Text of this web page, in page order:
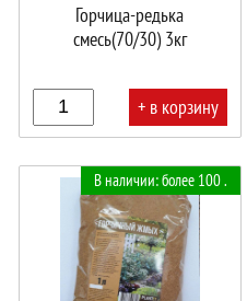
Горчица-редька
смесь(70/30) 3кг
+ в корзину
В наличии: более 100 .